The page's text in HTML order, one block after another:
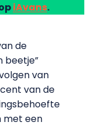
iAvans.
de
beetje”
van
van de
met een